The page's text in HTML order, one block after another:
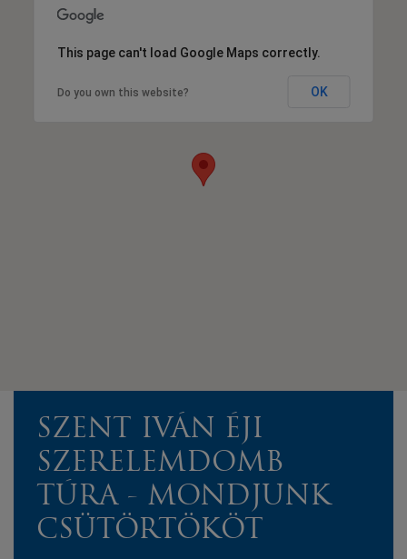
This page can't load Google Maps correctly.
Do you own this website? OK
SZENT IVÁN ÉJI
SZERELEMDOMB
TÚRA - MONDJUNK
CSÜTÖRTÖKÖT